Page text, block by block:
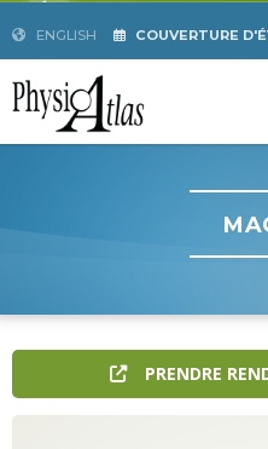
ENGLISH COUVERTURE
PRENDRE